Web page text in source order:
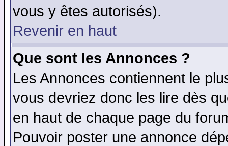
vous y êtes autorisés).
Revenir en haut
Que sont les Annonces ?
Les Annonces contiennent le
vous devriez donc les lire dès
en haut de chaque page du
Pouvoir poster une annonce